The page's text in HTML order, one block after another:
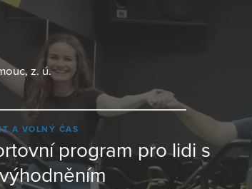
z. ú.
A VOLNÝ ČAS
program pro lidi s